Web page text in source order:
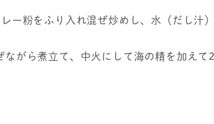
ー粉をふり入れ混ぜ炒めし、水（だし汁
がら煮立て、中火にして海の精を加えて